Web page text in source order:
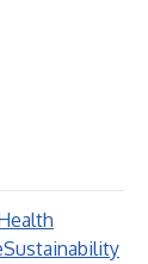
Sustainability